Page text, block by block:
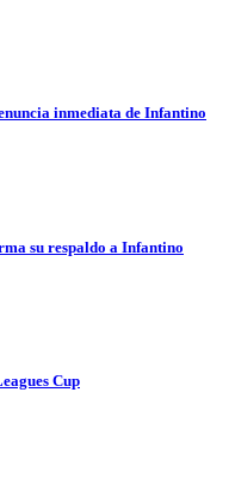
inmediata de Infantino
su respaldo a Infantino
Cup